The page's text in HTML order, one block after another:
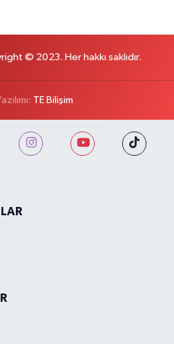
© 2023. Her hakkı saklıdır.
TE Bilişim